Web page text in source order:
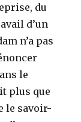
du
d’un
n’a pas
le
plus que
le savoir-